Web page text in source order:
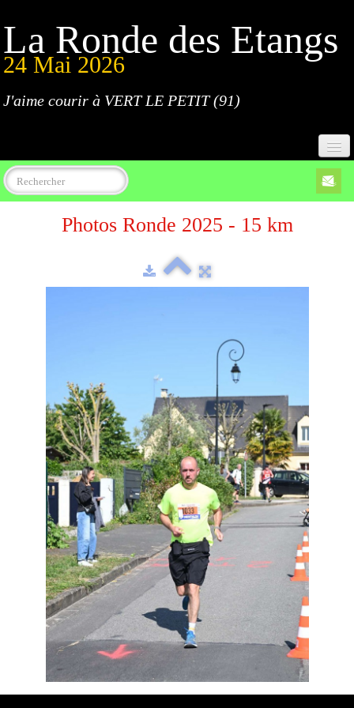
La Ronde des Etangs
24 Mai 2026
J'aime courir à VERT LE PETIT (91)
Accueil
Programme
Devenez bénévoles
Partenaires
Photos▼
Photos Ronde 2025 - 15 km